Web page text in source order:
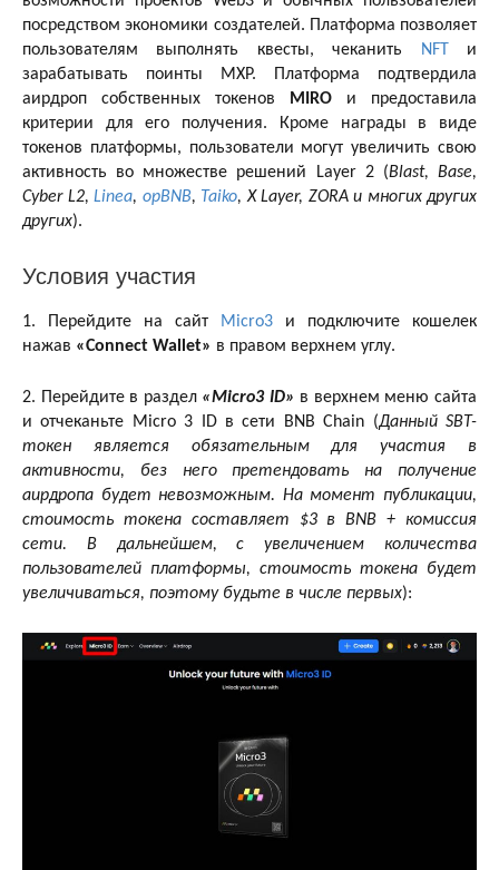
посредством экономики создателей. Платформа позволяет
пользователям выполнять квесты, чеканить
NFT
и
зарабатывать поинты MXP. Платформа подтвердила
аирдроп собственных токенов
MIRO и предоставила
критерии для его получения. Кроме награды в виде
токенов платформы, пользователи могут увеличить свою
активность во множестве решений Layer 2 (Blast, Base,
Cyber L2, Linea, opBNB, Taiko, X Layer, ZORA и многих других
других).
Условия участия
1. Перейдите на сайт Micro3 и подключите кошелек
нажав «Connect Wallet» в правом верхнем углу.
2. Перейдите в раздел «Micro3 ID» в верхнем меню сайта
и отчеканьте Micro 3 ID в сети BNB Chain (Данный SBT-
токен является обязательным для участия в
активности, без него претендовать на получение
аирдропа будет невозможным. На момент публикации,
стоимость токена составляет $3 в BNB + комиссия
сети. В дальнейшем, с увеличением количества
пользователей платформы, стоимость токена будет
увеличиваться, поэтому будьте в числе первых):